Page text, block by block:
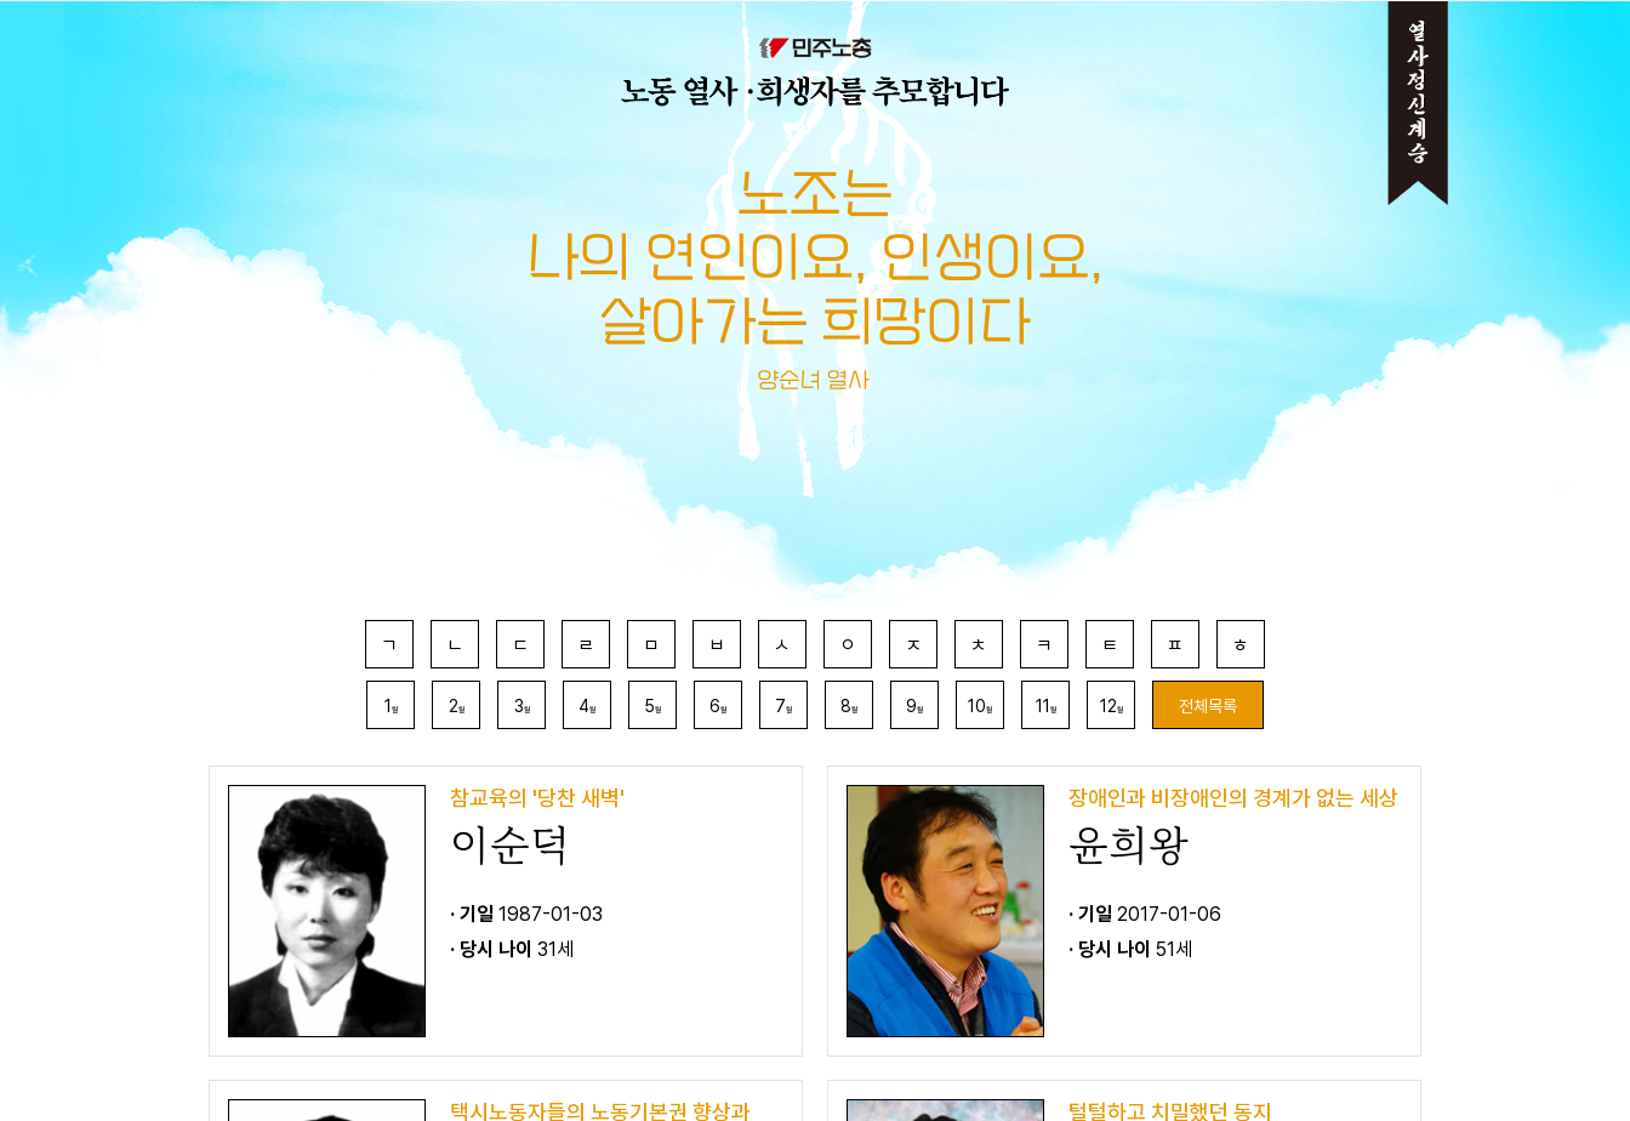
메뉴 건너뛰기
ㄱ ㄴ ㄷ ㄹ ㅁ ㅂ ㅅ ㅇ ㅈ ㅊ ㅋ ㅌ ㅍ ㅎ
1 월 2월 3월 4월 5월 6월 7월 8월 9월 10월 11 월 12월 전체목록
참교육의 '당찬 새벽'
이순덕
· 기일 1987-01-03
· 당시 나이 31세
장애인과 비장애인의 경계가 없는 세상
윤희왕
· 기일 2017-01-06
· 당시 나이 51세
택시노동자들의 노동기본권 향상과
털털하고 치밀했던 동지